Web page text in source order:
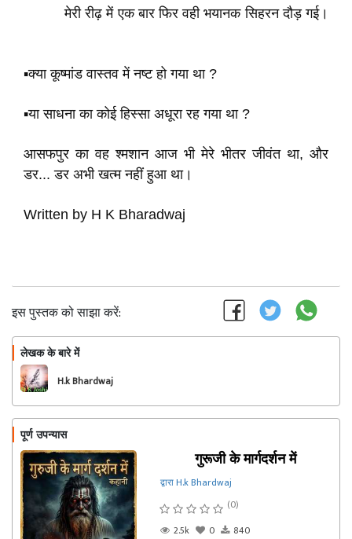
मेरी रीढ़ में एक बार फिर वही भयानक सिहरन दौड़ गई।
▪️क्या कूष्मांड वास्तव में नष्ट हो गया था ?
▪️या साधना का कोई हिस्सा अधूरा रह गया था ?
आसफपुर का वह श्मशान आज भी मेरे भीतर जीवंत था, और
डर... डर अभी खत्म नहीं हुआ था।
Written by H K Bharadwaj
इस पुस्तक को साझा करें:
लेखक के बारे में
H.k Bhardwaj
पूर्ण उपन्यास
गुरूजी के मार्गदर्शन में
द्वारा H.k Bhardwaj
(0)
2.5k
0 840